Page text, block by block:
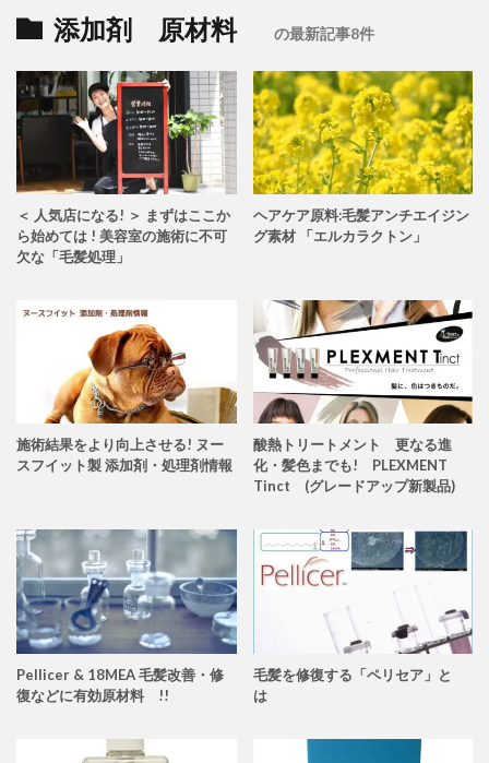
添加剤 原材料 の最新記事8件
＜ 人気店になる! ＞ まずはここか
ら始めては ! 美容室の施術に不可
欠な「毛髪処理」
ヘアケア原料:毛髪アンチエイジン
グ素材 「エルカラクトン」
施術結果をより向上させる! ヌー
スフイット製 添加剤・処理剤情報
酸熱トリートメント 更なる進
化・髪色までも! PLEXMENT
Tinct (グレードアップ新製品)
Pellicer & 18MEA 毛髪改善・修
復などに有効原材料 !!
毛髪を修復する「ペリセア」と
は